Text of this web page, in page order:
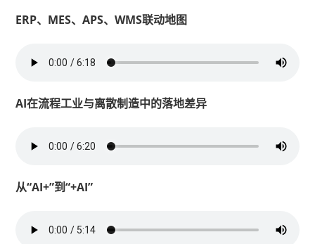
ERP、MES、APS、WMS联动地图
AI在流程工业与离散制造中的落地差异
从“AI+”到“+AI”